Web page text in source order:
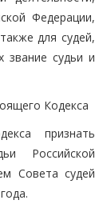
Федерации,
для судей,
звание судьи и
Кодекса
признать
Российской
Совета судей